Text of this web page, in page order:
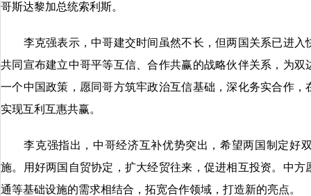
哥斯达黎加总统索利斯。
李克强表示，中哥建交时间虽然不长，但两国关系已进入
共同宣布建立中哥平等互信、合作共赢的战略伙伴关系，为
一个中国政策，愿同哥方筑牢政治互信基础，深化务实合作
实现互利互惠共赢。
李克强指出，中哥经济互补优势突出，希望两国制定好
施。用好两国自贸协定，扩大经贸往来，促进相互投资。中
通等基础设施的需求相结合，拓宽合作领域，打造新的亮点。